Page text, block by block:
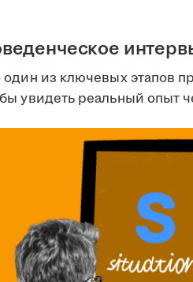
один из ключевых этапов
увидеть реальный опыт